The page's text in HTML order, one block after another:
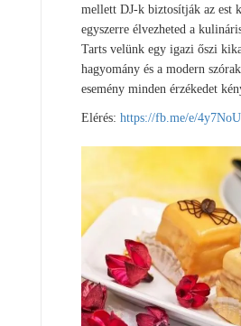
mellett DJ-k biztosítják az est
egyszerre élvezheted a
Tarts velünk egy igazi őszi
hagyomány és a modern
esemény minden érzékedet
Elérés: https://fb.me/e/